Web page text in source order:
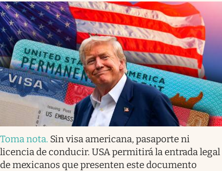
Toma nota. Sin visa americana, pasaporte ni
licencia de conducir. USA permitirá la entrada legal
de mexicanos que presenten este documento